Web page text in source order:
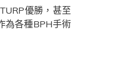
優勝，甚至
為各種BPH手術